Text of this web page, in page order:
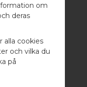
är tillverkade av
stål
om
deras
alla cookies
och vilka du
på